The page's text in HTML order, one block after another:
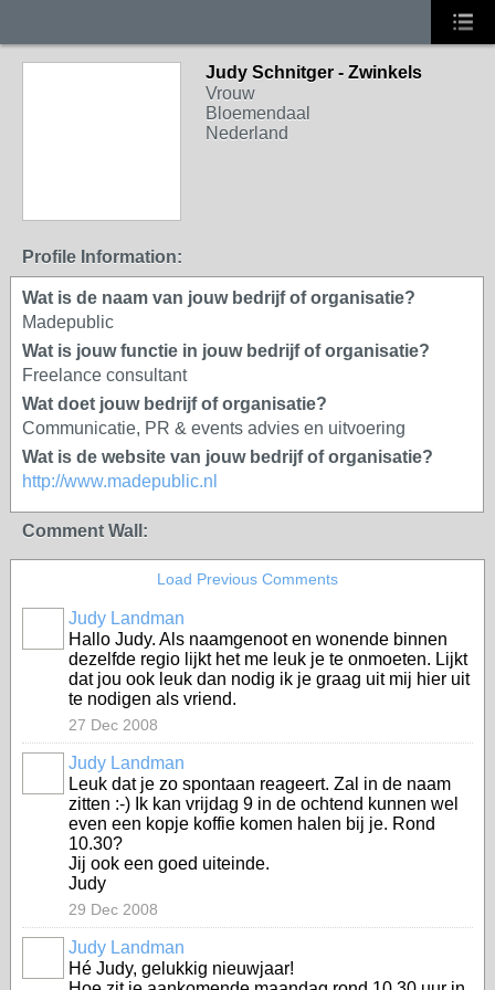
Judy Schnitger - Zwinkels
Vrouw
Bloemendaal
Nederland
Profile Information:
Wat is de naam van jouw bedrijf of organisatie?
Madepublic
Wat is jouw functie in jouw bedrijf of organisatie?
Freelance consultant
Wat doet jouw bedrijf of organisatie?
Communicatie, PR & events advies en uitvoering
Wat is de website van jouw bedrijf of organisatie?
http://www.madepublic.nl
Comment Wall:
Load Previous Comments
Judy Landman
Hallo Judy. Als naamgenoot en wonende binnen
dezelfde regio lijkt het me leuk je te onmoeten. Lijkt
dat jou ook leuk dan nodig ik je graag uit mij hier uit
te nodigen als vriend.
27 Dec 2008
Judy Landman
Leuk dat je zo spontaan reageert. Zal in de naam
zitten :-) Ik kan vrijdag 9 in de ochtend kunnen wel
even een kopje koffie komen halen bij je. Rond
10.30?
Jij ook een goed uiteinde.
Judy
29 Dec 2008
Judy Landman
Hé Judy, gelukkig nieuwjaar!